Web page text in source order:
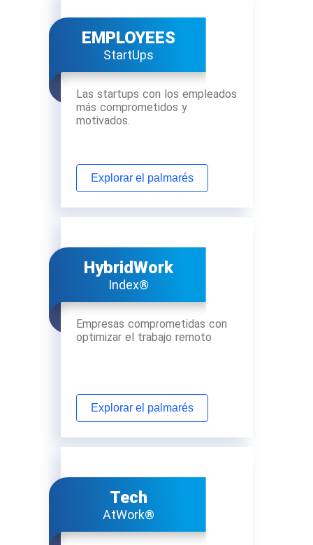
EMPLOYEES
StartUps
Las startups con los empleados
más comprometidos y
motivados.
Explorar el palmarés
HybridWork
Index®
Empresas comprometidas con
optimizar el trabajo remoto
Explorar el palmarés
Tech
AtWork®